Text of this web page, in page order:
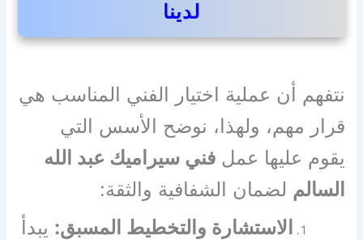
لدينا
نتفهم أن عملية اختيار الفني المناسب هي
قرار مهم، ولهذا، نوضح الأسس التي
يقوم عليها عملفني سيراميك عبد الله
السالم لضمان الشفافية والثقة:
الاستشارة والتخطيط المسبق: يبدأ